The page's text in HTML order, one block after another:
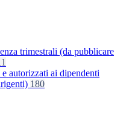
trimestrali (da pubblicare
autorizzati ai dipendenti
180